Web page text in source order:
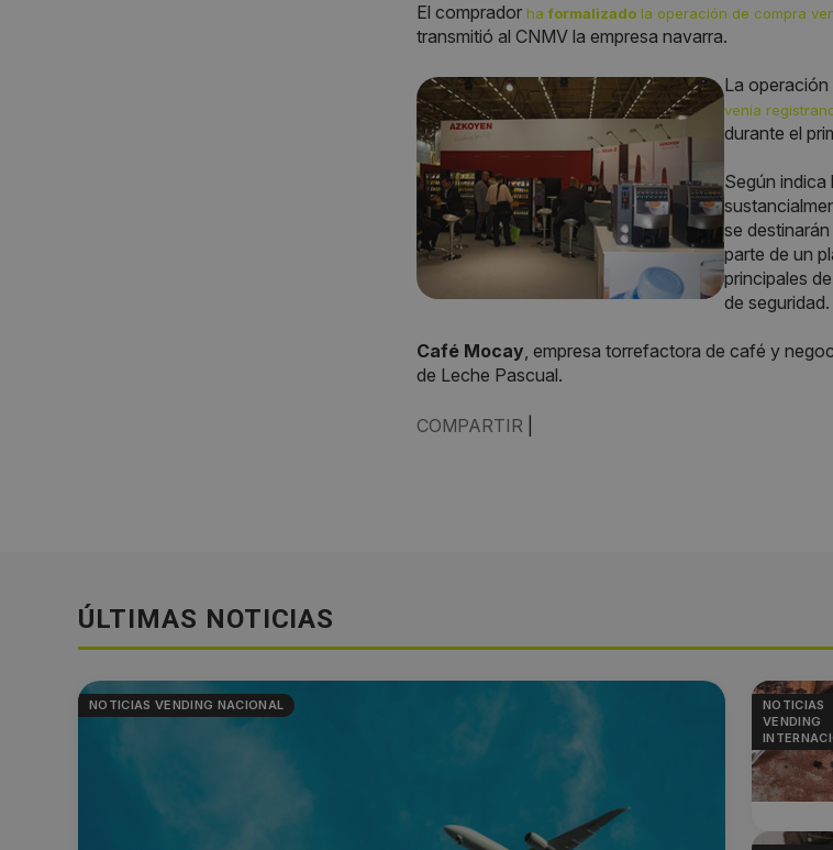
El comprador haformalizado la operación de compra
transmitió al CNMV la empresa navarra.
La operación
venía
durante el
Según indica
se
parte de un
principales
de seguridad.
Café Mocay, empresa torrefactora de café y
de Leche Pascual.
COMPARTIR
ÚLTIMAS NOTICIAS
NOTICIAS VENDING NACIONAL
NOTICIAS
VENDING